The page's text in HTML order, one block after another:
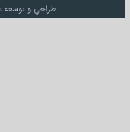
طراحي و توسعه